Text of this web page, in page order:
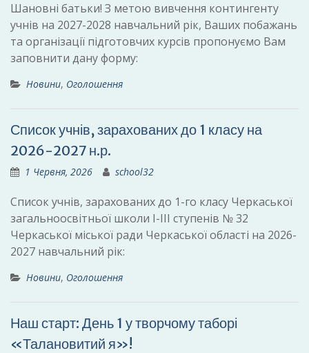
Шановні батьки! З метою вивчення контингенту
учнів на 2027-2028 навчальний рік, Ваших побажань
та організації підготовчих курсів пропонуємо Вам
заповнити дану форму:
Новини, Оголошення
Список учнів, зарахованих до 1 класу на
2026-2027 н.р.
1 Червня, 2026 school32
Список учнів, зарахованих до 1-го класу Черкаської
загальноосвітньої школи І-ІІІ ступенів № 32
Черкаської міської ради Черкаської області на 2026-
2027 навчальний рік:
Новини, Оголошення
Наш старт: День 1 у творчому таборі
«Талановитий я»!